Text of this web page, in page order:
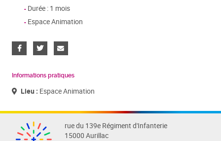
Durée : 1 mois
Espace Animation
Informations pratiques
Lieu : Espace Animation
rue du 139e Régiment d'Infanterie
15000 Aurillac